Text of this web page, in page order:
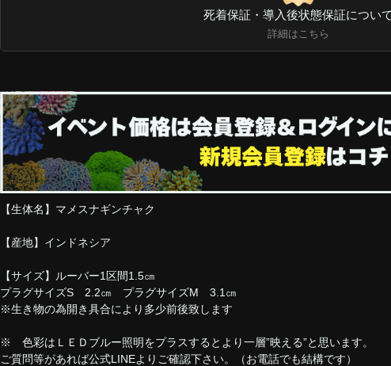
死着保証・導入後状態保証につい
詳細はこちら
【生体名】マメスナギンチャク
【産地】インドネシア
【サイズ】ルーバー1区間1.5㎝
プラグサイズS 2.2㎝ プラグサイズM 3.1㎝
※生き物の為開き具合により多少前後致します
※ 色彩はＬＥＤブルー照明をプラスするとより一層”映える”と思います。
ご質問等があれば公式LINEよりご確認下さい。（お電話でも結構です）